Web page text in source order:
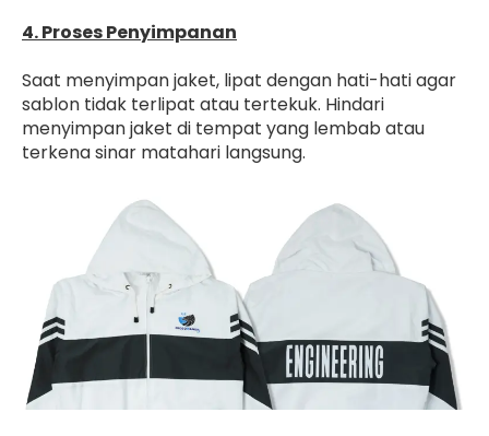
4. Proses Penyimpanan
Saat menyimpan jaket, lipat dengan hati-hati agar
sablon tidak terlipat atau tertekuk. Hindari
menyimpan jaket di tempat yang lembab atau
terkena sinar matahari langsung.